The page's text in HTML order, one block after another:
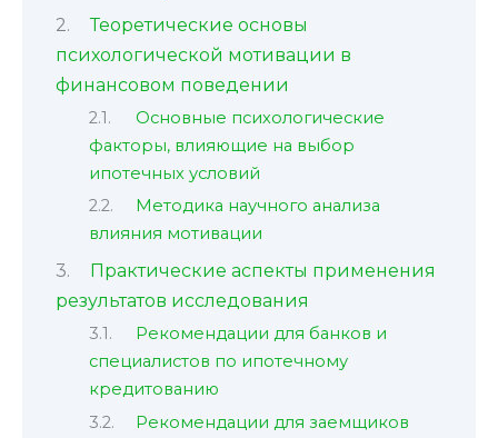
Теоретические основы
психологической мотивации в
финансовом поведении
Основные психологические
факторы, влияющие на выбор
ипотечных условий
Методика научного анализа
влияния мотивации
Практические аспекты применения
результатов исследования
Рекомендации для банков и
специалистов по ипотечному
кредитованию
Рекомендации для заемщиков